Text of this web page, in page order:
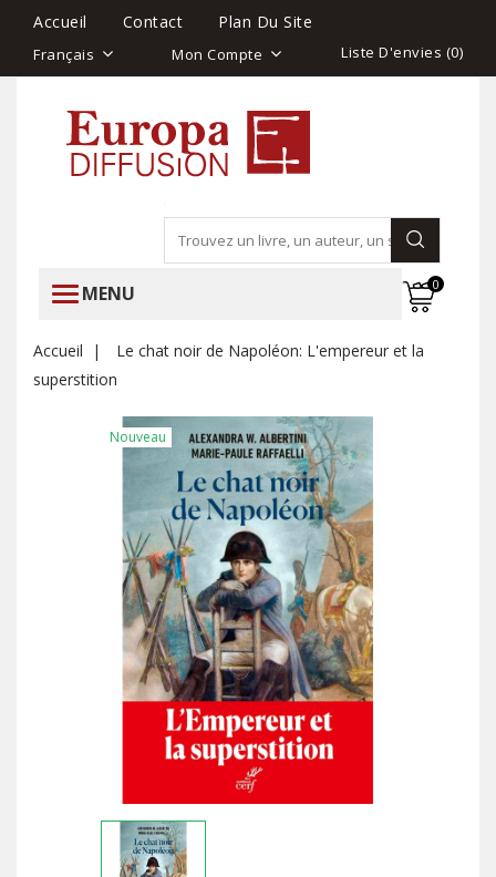
Accueil Contact Plan Du Site
Français Mon Compte Liste D'envies (0)
MENU 0
Accueil
Le chat noir de Napoléon: L'empereur et la
superstition
Nouveau